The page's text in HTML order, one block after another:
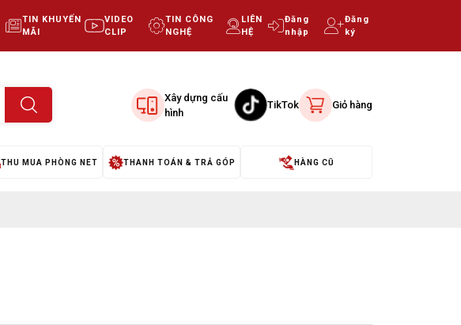
TIN KHUYẾN
MÃI
VIDEO
CLIP
TIN CÔNG
NGHỆ
LIÊN
HỆ
Đăng
nhập
Đăng
ký
Xây dựng cấu
hình
TikTok Giỏ hàng
THU MUA PHÒNG NET THANH TOÁN & TRẢ GÓP HÀNG CŨ